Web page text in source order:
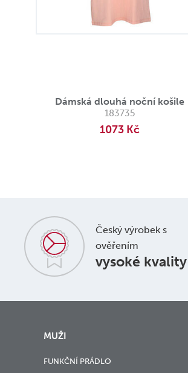
Dámská dlouhá noční košile
183735
1073 Kč
Český výrobek s
ověřením
vysoké kvality
MUŽI
FUNKČNÍ PRÁDLO